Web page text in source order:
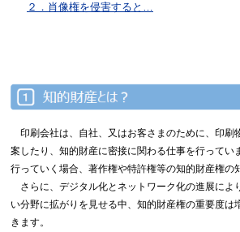
２．肖像権を侵害すると…
印刷会社は、自社、又はお客さまのために、印刷
案したり、知的財産に密接に関わる仕事を行って
行っていく場合、著作権や特許権等の知的財産権の
さらに、デジタル化とネットワーク化の進展によ
い分野に拡がりを見せる中、知的財産権の重要度
きます。